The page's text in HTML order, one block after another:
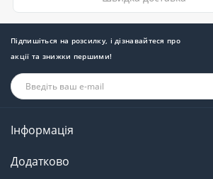
Підпишіться на розсилку, і дізнавайтеся про
акції та знижки першими!
Інформація
Додатково